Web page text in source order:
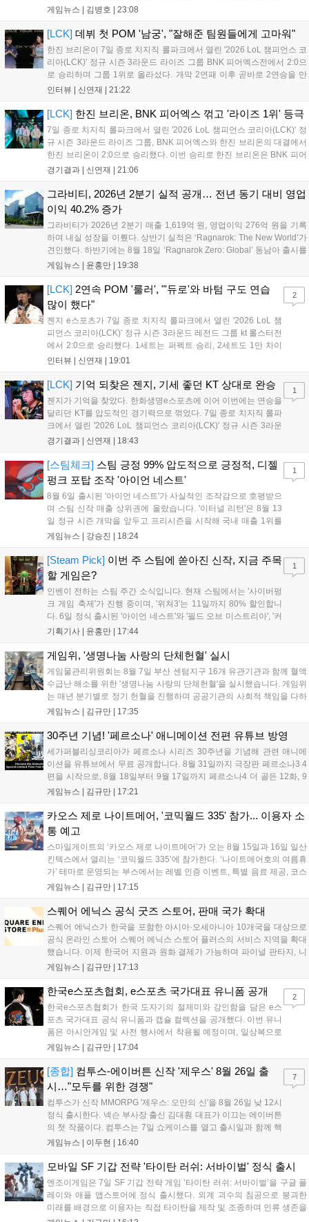
는 체험, 스페셜, 무대 존이 마련됐으며 8일 오후 2시 인비테이셔
연 등 다채로운 일정이 준비되어 있다. 사전 예약은 조기 마감될
게임뉴스 | 김병호 | 23:08
[LCK] 데뷔 첫 POM '남궁', "잘해준 팀원들에게 고마워"
한진 브리온이 7일 종로 치지직 롤파크에서 열린 '2026 LoL 챔피언스 코
리아(LCK)' 정규 시즌 3라운드 라이즈 그룹 BNK 피어엑스전에서 2:0으
로 승리하며 그룹 1위로 올라섰다. 개막 2연패 이후 곧바로 2연승을 만
들어내면서 이어질 4라운드에 대한 기대감을 올렸다. 다음은 이날 데뷔
인터뷰 | 신연재 | 21:22
[LCK] 한진 브리온, BNK 피어엑스 꺾고 '라이즈 1위' 등극
7일 종로 치지직 롤파크에서 열린 '2026 LoL 챔피언스 코리아(LCK)' 정
규 시즌 3라운드 라이즈 그룹, BNK 피어엑스와 한진 브리온의 대결에서
한진 브리온이 2:0으로 승리했다. 이번 승리로 한진 브리온은 BNK 피어
엑스를 제치고 라이즈 그룹 1위로 올라섰다. 1세트, 한진 브리온이 '로머'
경기결과 | 신연재 | 21:06
그라비티, 2026년 2분기 실적 공개… 전년 동기 대비 영업
이익 40.2% 증가
그라비티가 2026년 2분기 매출 1,619억 원, 영업이익 276억 원을 기록
하며 내실 성장을 이뤘다. 상반기 실적은 ‘Ragnarok: The New World’가
견인했다. 하반기에는 8월 18일 ‘Ragnarok Zero: Global’ 동남아 출시를
시작으로 9월 3일 ‘달려라 헤베레케 EX’, 9월 22일 ‘갈바테인’ 등 다양한
이’ 출시가 예정돼 있으며, 2027년에는 ‘Ragnarok 3’ 등 대작을 글로벌
출시할 계획이다. 그라비티는 조인트벤처 설립과 라그나로크 에코 시스
템 구축을 통해 신성장 동력을 확보할 방침이다....
게임뉴스 | 윤홍만 | 19:38
[LCK] 2연속 POM '룰러', "'듀로'와 바텀 구도 연습
많이 했다"
젠지 e스포츠가 7일 종로 치지직 롤파크에서 열린 '2026 LoL 챔
피언스 코리아(LCK)' 정규 시즌 3라운드 레전드 그룹 kt 롤스터전
에서 2:0으로 승리했다. 1세트는 퍼펙트 승리, 2세트도 1만 차이
를 벌리며 25분 만에 승리하면서 말 그대로 압도적인 경기력을 선
하며 POM에 선정됐...
인터뷰 | 신연재 | 19:01
2
[LCK] 기억 되찾은 젠지, 기세 좋던 KT 상대로 완승
젠지가 기억을 찾았다. 한화생명e스포츠에 이어 이번에는 연승을
달리던 KT를 압도적인 경기력으로 꺾었다. 7일 종로 치지직 롤파
크에서 열린 '2026 LoL 챔피언스 코리아(LCK)' 정규 시즌 3라운
드 레전드 그룹, kt 롤스터와 젠지 e스포츠의 대결에서 젠지가 압
기억을 되찾기라도 한 듯 1,...
경기결과 | 신연재 | 18:43
1
[스팀체크] 스팀 긍정 99% 압도적으로 긍정적, 디젤
펑크 포탑 조작 '아이언 네스트'
8월 6일 출시된 '아이언 네스트'가 사실적인 조작감으로 호평받으
며 스팀 신작 매출 상위권에 올랐습니다. '이터널 리턴'은 8월 13
일 정규 시즌 개막을 앞두고 프리시즌을 시작해 국내 매출 1위를
기록했습니다. 25주년을 맞은 '고스트 리콘' 시리즈는 8월 6일 쇼
'마블 투혼: 파이팅 소울즈'와 레트로 수리 시뮬레이션 '리스토
리'도 스팀에 정식 출시되었습니다....
게임뉴스 | 강승진 | 18:24
1
[Steam Pick] 이번 주 스팀에 쏟아진 신작, 지금 주목
할 게임은?
인벤이 전하는 스팀 주간 소식입니다. 현재 스팀에서는 '사이버펑
크 게임 축제'가 진행 중이며, '위쳐3'는 11일까지 80% 할인합니
다. 6일 정식 출시된 '아이언 네스트'와 '필드 오브 미스트리아', '커
세어 코브'가 호평받고 있습니다. 한편, 7일 출시된 '마블 투혼'은
다. 유비소프트의 '고스트리콘: 와일드랜드'는 7년 만의 대규모 업
기획기사 | 윤홍만 | 17:44
1
게임위, '생명나눔 사랑의 단체헌혈' 실시
게임물관리위원회는 8월 7일 부산 센텀지구 16개 유관기관과 함께 혈액
수급난 해소를 위한 '생명나눔 사랑의 단체헌혈'을 실시했습니다. 게임위
는 매년 분기별로 정기 헌혈을 진행하며 공공기관의 사회적 책임을 다하
고 있으며, 이번 행사에는 영화진흥위원회 등 14개 기관 임직원이 동참
따뜻한 실천에 참여한 모든 임직원에게 감사의 뜻을 전하며 헌혈 문화
게임뉴스 | 김규만 | 17:35
30주년 기념! '페르소나' 애니메이션 전편 유튜브 방영
세가퍼블리싱코리아가 페르소나 시리즈 30주년을 기념해 관련 애니메
이션을 유튜브에서 무료 공개합니다. 8월 31일까지 극장판 페르소나3 4
편을 시작으로, 8월 18일부터 9월 17일까지 페르소나4 더 골든 12화, 9
월 15일부터 10월 14일까지 페르소나5 시리즈가 순차 공개됩니다. 또한
영상 및 대형 전광판에 소개될 예정입니다....
게임뉴스 | 김규만 | 17:21
카오스 제로 나이트메어, '코믹월드 335' 참가... 이용자 소
통 예고
스마일게이트의 ‘카오스 제로 나이트메어’가 오는 8월 15일과 16일 일산
킨텍스에서 열리는 ‘코믹월드 335’에 참가한다. ‘나이트메어호의 여름휴
가’ 테마로 운영되는 부스에서는 레벨 인증 이벤트, 특별 음료 제공, 코스
프레 모델 포토존 등 다채로운 행사가 진행된다. 유명 코스어 7인이 캐릭
세한 정보는 공식 커뮤니티에서 확인 가능하다....
게임뉴스 | 김규만 | 17:15
스퀘어 에닉스 공식 굿즈 스토어, 판매 국가 확대
스퀘어 에닉스가 한국을 포함한 아시아·오세아니아 10개국을 대상으로
공식 온라인 스토어 스퀘어 에닉스 스토어 플러스의 서비스 지역을 확대
했습니다. 이제 한국어 지원과 원화 결제가 가능하며 파이널 판타지, 니
어 등 주요 게임의 피규어, 굿즈를 구매할 수 있습니다. 신상품이 순차적
용 가능합니다....
게임뉴스 | 김규만 | 17:13
한국e스포츠협회, e스포츠 국가대표 유니폼 공개
한국e스포츠협회가 한국 도자기의 절제미와 강인함을 담은 e스
포츠 국가대표 공식 유니폼과 캡슐 컬렉션을 공개했다. 이번 유니
폼은 아시안게임 및 사전 행사에서 착용될 예정이며, 일상복으로
구성된 컬렉션은 오는 8월 28일부터 골스튜디오 공식 홈페이지
서는 대회 규정에 따라 별도의 유니폼을 착용할 계획이다....
게임뉴스 | 김규만 | 17:04
2
[종합] 컴투스-에이버튼 신작 '제우스' 8월 26일 출
시…"모두를 위한 경쟁"
컴투스가 신작 MMORPG '제우스: 오만의 신'을 8월 26일 낮 12시
정식 출시한다. 넥슨 부사장 출신 김대훤 대표가 이끄는 에이버튼
의 첫 작품이다. 컴투스는 7일 쇼케이스를 열고 출시일과 함께 핵
심 콘텐츠, 유료화 정책, 운영 방향을 공개했다. 캐릭터명 선점은
의 오만으로 균열이...
게임뉴스 | 이두현 | 16:40
7
모바일 SF 기갑 전략 '타이탄 러쉬: 서바이벌' 정식 출시
엔조이게임은 7일 SF 기갑 전략 게임 ‘타이탄 러쉬: 서바이벌’을 구글 플
레이와 애플 앱스토어에 정식 출시했다. 외계 괴수의 침공으로 붕괴한
미래를 배경으로 이용자는 직접 타이탄을 제작 및 조종하며 인류 생존을
위한 전투를 펼친다. 지휘관 모집, 피난처 운영, 연맹 협동 콘텐츠가 특징